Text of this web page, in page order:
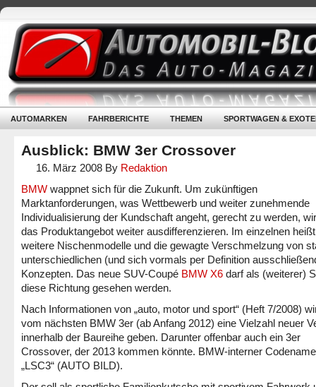
AUTOMARKEN FAHRBERICHTE THEMEN SPORTWAGEN &
Ausblick: BMW 3er Crossover
16. März 2008 By Redaktion
BMW wappnet sich für die Zukunft. Um zukünftigen
Marktanforderungen, was Wettbewerb und weiter zunehmende
Individualisierung der Kundschaft angeht, gerecht zu werden,
das Produktangebot weiter ausdifferenzieren. Im einzelnen
weitere Nischenmodelle und die gewagte Verschmelzung von
unterschiedlichen (und sich vormals per Definition
Konzepten. Das neue SUV-Coupé BMW X6 darf als (weiterer)
diese Richtung gesehen werden.
Nach Informationen von „auto, motor und sport“ (Heft 7/2008)
vom nächsten BMW 3er (ab Anfang 2012) eine Vielzahl neuer
innerhalb der Baureihe geben. Darunter offenbar auch ein 3er
Crossover, der 2013 kommen könnte. BMW-interner
„LSC3“ (AUTO BILD).